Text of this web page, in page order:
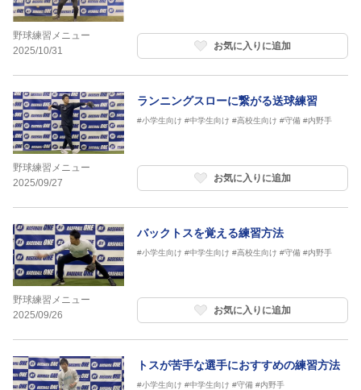
野球練習メニュー
2025/10/31
お気に入りに追加
野球練習メニュー
2025/09/27
ランニングスローに繋がる送球練習
#小学生向け #中学生向け #高校生向け #守備 #内野手
お気に入りに追加
野球練習メニュー
2025/09/26
バックトスを覚える練習方法
#小学生向け #中学生向け #高校生向け #守備 #内野手
お気に入りに追加
トスが苦手な選手におすすめの練習方法
#小学生向け #中学生向け #守備 #内野手